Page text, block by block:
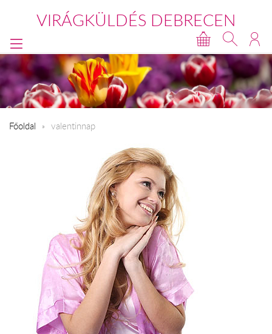
VIRÁGKÜLDÉS DEBRECEN
Főoldal valentinnap